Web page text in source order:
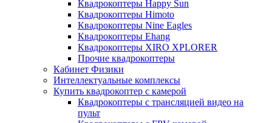
Квадрокоптеры Happy Sun
Квадрокоптеры Himoto
Квадрокоптеры Nine Eagles
Квадрокоптеры Ehang
Квадрокоптеры XIRO XPLORER
Прочие квадрокоптеры
Кабинет Физики
Интеллектуальные комплексы
Купить квадрокоптер с камерой
Квадрокоптеры с трансляцией видео на
пульт